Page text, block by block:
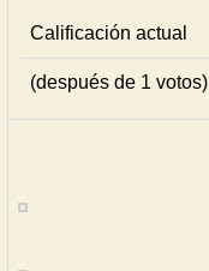
Calificación actual
(después de 1 votos)